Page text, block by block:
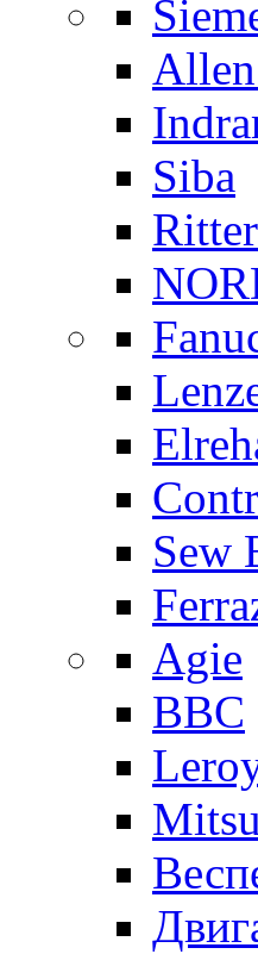
Siba
Sew
Agie
BBC